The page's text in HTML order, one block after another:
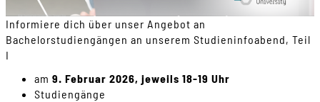
Informiere dich über unser Angebot an
Bachelorstudiengängen an unserem Studieninfoabend, Teil
I
am 9. Februar 2026, jeweils 18-19 Uhr
Studiengänge